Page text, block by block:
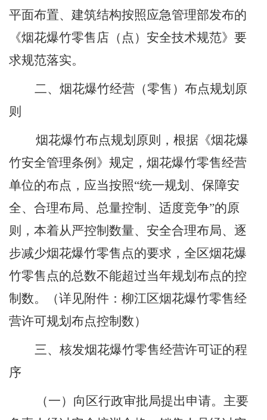
平面布置、建筑结构按照应急管理部发布的
《烟花爆竹零售店（点）安全技术规范》要
求规范落实。
二、 烟花爆竹经营（零售）布点规划原
则
烟花爆竹布点规划原则，根据《烟花爆
竹安全管理条例》规定，烟花爆竹零售经营
单位的布点，应当按照“统一规划、保障安
全、合理布局、总量控制、适度竞争”的原
则，本着从严控制数量、安全合理布局、逐
步减少烟花爆竹零售点的要求，全区烟花爆
竹零售点的总数不能超过当年规划布点的控
制数。（详见附件：柳江区烟花爆竹零售经
营许可规划布点控制数）
三、核发烟花爆竹零售经营许可证的程
序
（一） 向 区行政审批局提出申请。主要